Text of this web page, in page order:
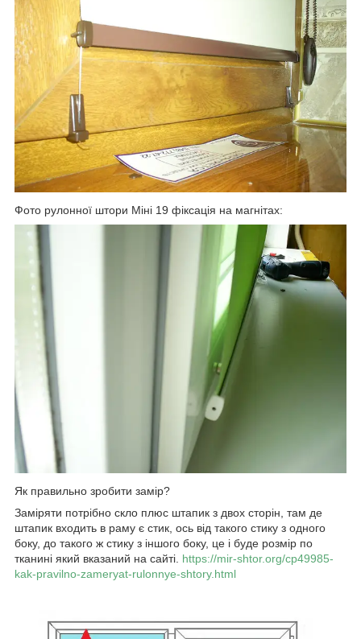
Фото рулонної штори Міні 19 фіксація на магнітах:
Як правильно зробити замір?
Заміряти потрібно скло плюс штапик з двох сторін, там де
штапик входить в раму є стик, ось від такого стику з одного
боку, до такого ж стику з іншого боку, це і буде розмір по
тканині який вказаний на сайті. https://mir-shtor.org/cp49985-
kak-pravilno-zameryat-rulonnye-shtory.html